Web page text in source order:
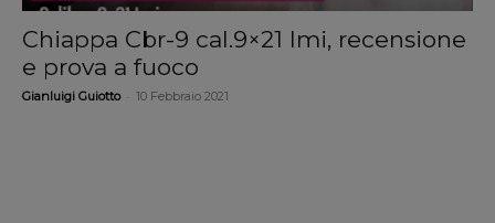
Chiappa Cbr-9 cal.9×21 Imi, recensione
e prova a fuoco
Gianluigi Guiotto 10 Febbraio 2021